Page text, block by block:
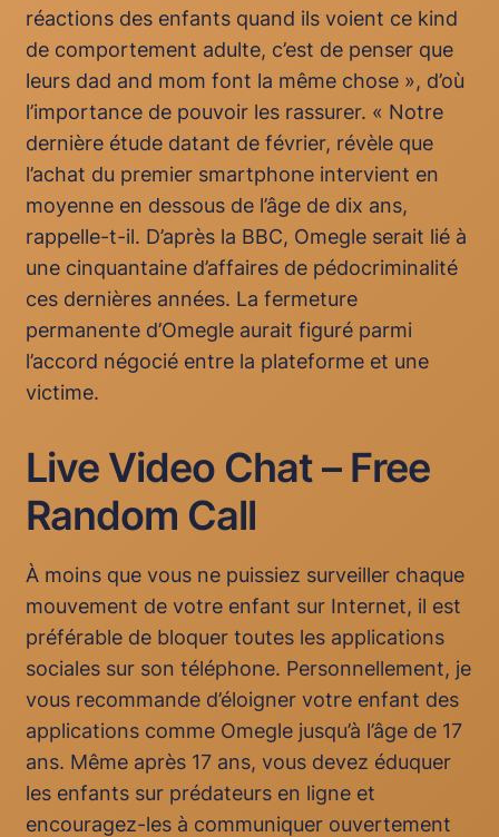
réactions des enfants quand ils voient ce kind
de comportement adulte, c’est de penser que
leurs dad and mom font la même chose », d’où
l’importance de pouvoir les rassurer. « Notre
dernière étude datant de février, révèle que
l’achat du premier smartphone intervient en
moyenne en dessous de l’âge de dix ans,
rappelle-t-il. D’après la BBC, Omegle serait lié à
une cinquantaine d’affaires de pédocriminalité
ces dernières années. La fermeture
permanente d’Omegle aurait figuré parmi
l’accord négocié entre la plateforme et une
victime.
Live Video Chat – Free
Random Call
À moins que vous ne puissiez surveiller chaque
mouvement de votre enfant sur Internet, il est
préférable de bloquer toutes les applications
sociales sur son téléphone. Personnellement, je
vous recommande d’éloigner votre enfant des
applications comme Omegle jusqu’à l’âge de 17
ans. Même après 17 ans, vous devez éduquer
les enfants sur prédateurs en ligne et
encouragez-les à communiquer ouvertement